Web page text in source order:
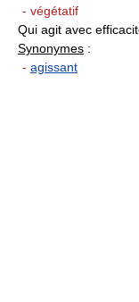
- végétatif
Qui agit avec
Synonymes :
- agissant